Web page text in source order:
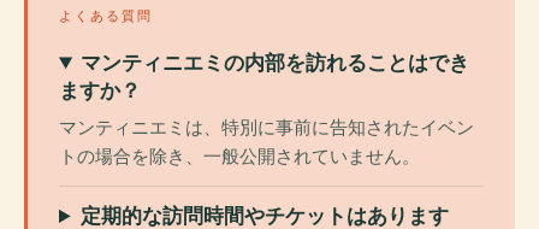
よくある質問
マンティニエミの内部を訪れることはでき
ますか？
マンティニエミは、特別に事前に告知されたイベン
トの場合を除き、一般公開されていません。
定期的な訪問時間やチケットはあります